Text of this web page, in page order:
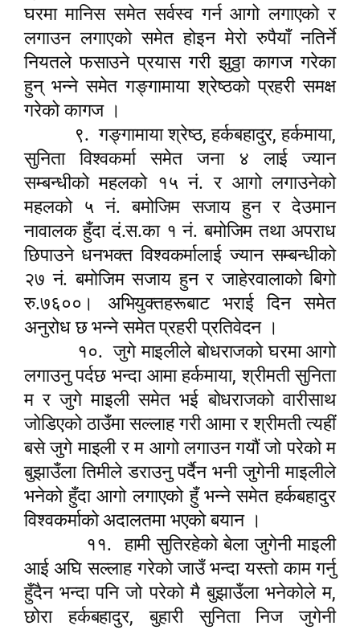
घरमा मानिस समेत सर्वस्व गर्न आगो लगाएको र
लगाउन लगाएको समेत होइन मेरो रुपैयाँ नतिर्ने
नियतले फसाउने प्रयास गरी झुठ्ठा कागज गरेका
हुन् भन्ने समेत गङ्गामाया श्रेष्ठको प्रहरी समक्ष
गरेको कागज ।
९. गङ्गामाया श्रेष्ठ,हर्कबहादुर,हर्कमाया,
सुनिता विश्वकर्मा समेत जना ४ लाई ज्यान
सम्बन्धीको महलको १५ नं. र आगो लगाउनेको
महलको ५ नं. बमोजिम सजाय हुन र देउमान
नावालक हुँदा दं.स.का १ नं. बमोजिम तथा अपराध
छिपाउने धनभक्त विश्वकर्मालाई ज्यान सम्बन्धीको
२७ नं. बमोजिम सजाय हुन र जाहेरवालाको बिगो
रु.७६००। अभियुक्तहरूबाट भराई दिन समेत
अनुरोध छ भन्ने समेत प्रहरी प्रतिवेदन ।
१०. जुगे माइलीले बोधराजको घरमा आगो
लगाउनु पर्दछ भन्दा आमा हर्कमाया,श्रीमती सुनिता
म र जुगे माइली समेत भई बोधराजको वारीसाथ
जोडिएको ठाउँमा सल्लाह गरी आमा र श्रीमती त्यहीं
बसे जुगे माइली र म आगो लगाउन गयौं जो परेको म
बुझाउँला तिमीले डराउनु पर्दैन भनी जुगेनी माइलीले
भनेको हुँदा आगो लगाएको हुँ भन्ने समेत हर्कबहादुर
विश्वकर्माको अदालतमा भएको बयान ।
११.
हामी सुतिरहेको बेला जुगेनी माइली
आई अघि सल्लाह गरेको जाउँ भन्दा यस्तो काम गर्नु
हुँदैन भन्दा पनि जो परेको मै बुझाउँला भनेकोले म,
छोरा हर्कबहादुर,बुहारी सुनिता निज जुगेनी